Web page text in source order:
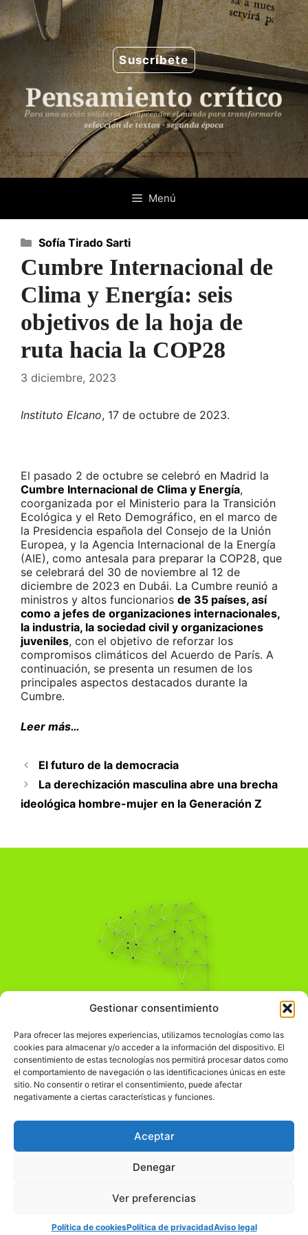
Gestionar consentimiento
Para ofrecer las mejores experiencias, utilizamos tecnologías como las
cookies para almacenar y/o acceder a la información del dispositivo. El
consentimiento de estas tecnologías nos permitirá procesar datos como
el comportamiento de navegación o las identificaciones únicas en este
sitio. No consentir o retirar el consentimiento, puede afectar
negativamente a ciertas características y funciones.
Aceptar
Denegar
Ver preferencias
Política de cookiesPolítica de privacidadAviso legal
Saltar
al
contenido
Suscríbete
Menú
Cumbre Internacional de
Clima y Energía: seis
objetivos de la hoja de
ruta hacia la COP28
3 diciembre, 2023
Instituto Elcano, 17 de octubre de 2023.
El pasado 2 de octubre se celebró en Madrid la
Cumbre Internacional de Clima y Energía,
coorganizada por el Ministerio para la Transición
Ecológica y el Reto Demográfico, en el marco de
la Presidencia española del Consejo de la Unión
Europea, y la Agencia Internacional de la Energía
(AIE), como antesala para preparar la COP28, que
se celebrará del 30 de noviembre al 12 de
diciembre de 2023 en Dubái. La Cumbre reunió a
ministros y altos funcionarios de 35 países, así
como a jefes de organizaciones internacionales,
la industria, la sociedad civil y organizaciones
juveniles, con el objetivo de reforzar los
compromisos climáticos del Acuerdo de París. A
continuación, se presenta un resumen de los
principales aspectos destacados durante la
Cumbre.
Leer más…
Categorías
Sofía Tirado Sarti
El futuro de la democracia
La derechización masculina abre una brecha
ideológica hombre-mujer en la Generación Z
Pensamiento Crítico
Comprender el mundo para transformarlo.
Información Legal
჻Política de privacidad
Política de cookies
© pensamientocritico.org 2026